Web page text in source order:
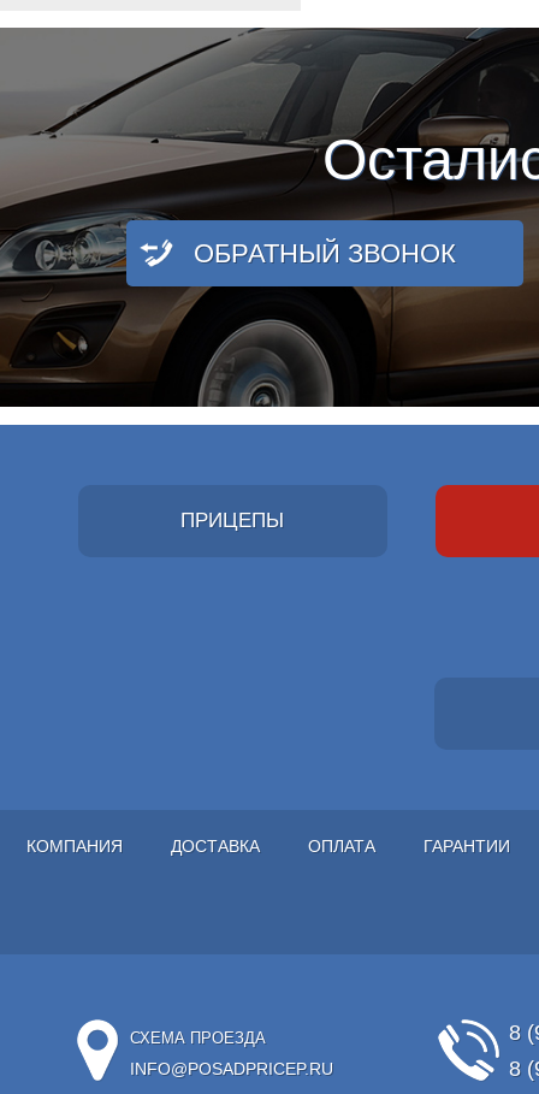
ОБРАТНЫЙ ЗВОНОК
ПРИЦЕПЫ
КОМПАНИЯ ДОСТАВКА ОПЛАТА ГАРАНТИИ
СХЕМА ПРОЕЗДА
INFO@POSADPRICEP.RU
8
8